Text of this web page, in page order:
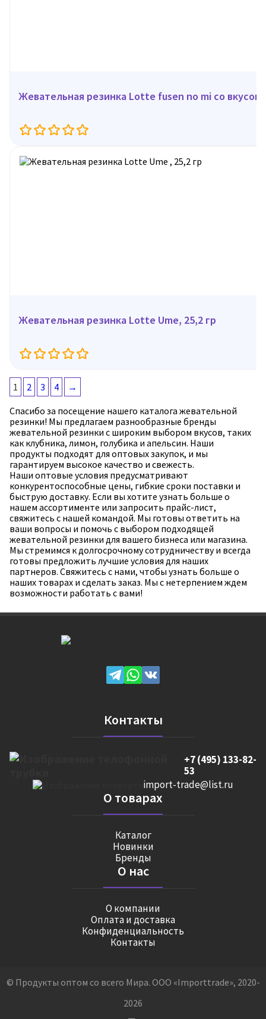
Жевательная резинка Lotte fusen no mi со вкусом
Жевательная резинка Lotte Ume, 25,2 гр
1 2 3 4
→
Спасибо за посещение нашего каталога жевательной
резинки! Мы предлагаем разнообразные бренды
жевательной резинки с широким выбором вкусов, таких
как клубника, лимон, голубика и апельсин. Наши
продукты подходят для оптовых закупок, и мы
гарантируем высокое качество и свежесть.
Наши оптовые условия предусматривают
конкурентоспособные цены, гибкие сроки поставки и
быструю доставку. Если вы хотите узнать больше о
нашем ассортименте или запросить прайс-лист,
свяжитесь с нашей командой. Мы готовы ответить на
ваши вопросы и помочь с выбором подходящей
жевательной резинки для вашего бизнеса или магазина.
Мы стремимся к долгосрочному сотрудничеству и всегда
готовы предложить лучшие условия для наших
партнеров. Свяжитесь с нами, чтобы узнать больше о
наших товарах и сделать заказ. Мы с нетерпением ждем
возможности работать с вами!
Контакты
+7 (495) 133-82-
53
import-trade@list.ru
О товарах
Каталог
Новинки
Бренды
О нас
О компании
Оплата и доставка
Конфиденциальность
Контакты
© Продукты оптом со всего Мира. ООО «Importtrade», 2020-
2026